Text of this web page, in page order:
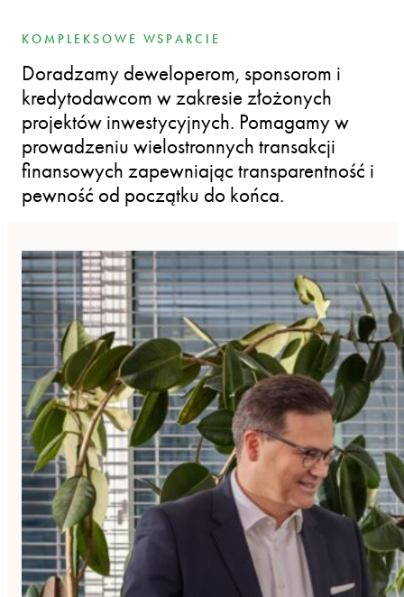
KOMPLEKSOWE WSPARCIE
Doradzamy deweloperom, sponsorom i
kredytodawcom w zakresie złożonych
projektów inwestycyjnych. Pomagamy w
prowadzeniu wielostronnych transakcji
finansowych zapewniając transparentność i
pewność od początku do końca.